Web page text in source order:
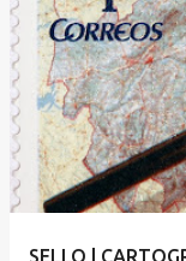
SELLO |